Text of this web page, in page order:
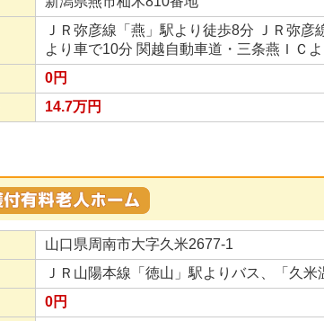
ＪＲ弥彦線「燕」駅より徒歩8分 ＪＲ弥
より車で10分 関越自動車道・三条燕ＩＣ
0円
14.7万円
山口県周南市大字久米2677-1
ＪＲ山陽本線「徳山」駅よりバス、「久
0円